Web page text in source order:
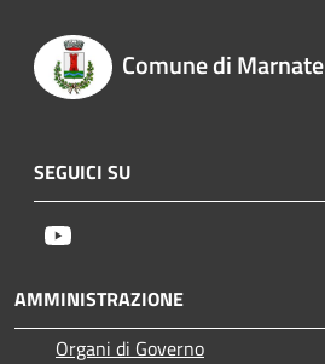
Comune di Marnate
SEGUICI SU
AMMINISTRAZIONE
Organi di Governo